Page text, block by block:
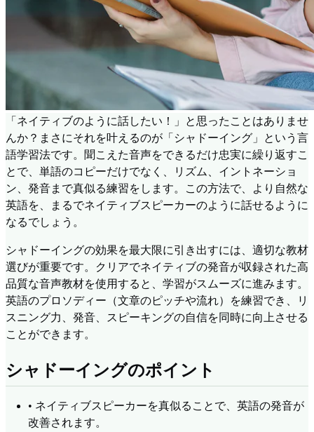
「ネイティブのように話したい！」と思ったことはありませ
んか？まさにそれを叶えるのが「シャドーイング」という言
語学習法です。聞こえた音声をできるだけ忠実に繰り返すこ
とで、単語のコピーだけでなく、リズム、イントネーショ
ン、発音まで真似る練習をします。この方法で、より自然な
英語を、まるでネイティブスピーカーのように話せるように
なるでしょう。
シャドーイングの効果を最大限に引き出すには、適切な教材
選びが重要です。クリアでネイティブの発音が収録された高
品質な音声教材を使用すると、学習がスムーズに進みます。
英語のプロソディー（文章のピッチや流れ）を練習でき、リ
スニング力、発音、スピーキングの自信を同時に向上させる
ことができます。
シャドーイングのポイント
• ネイティブスピーカーを真似ることで、英語の発音が
改善されます。